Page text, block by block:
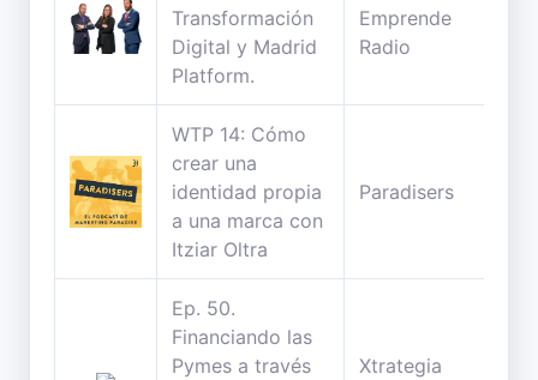
Transformación
Digital y Madrid
Platform.
Emprende
Radio
WTP 14: Cómo
crear una
identidad propia
a una marca con
Itziar Oltra
Paradisers
Ep. 50.
Financiando las
Pymes a través
Xtrategia